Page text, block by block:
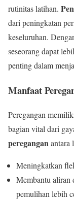
rutinitas latihan.
dari peningkatan
keseluruhan.
seseorang dapat
penting dalam
Manfaat
Peregangan
bagian vital dari
pereganganantara
Meningkatkan
Membantu aliran
pemulihan lebih